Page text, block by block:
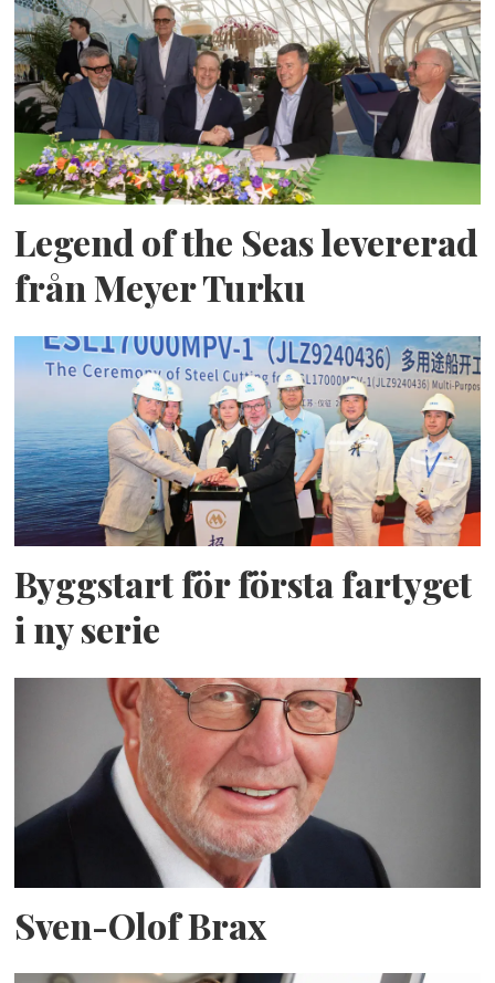
Legend of the Seas levererad
från Meyer Turku
Byggstart för första fartyget
i ny serie
Sven-Olof Brax